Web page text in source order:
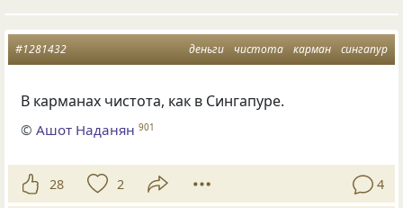
деньги чистота карман сингапур
#1281432
В карманах чистота, как в Сингапуре.
©Ашот Наданян 901
28 2 4